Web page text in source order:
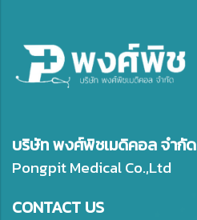
บริษัท พงศ์พิชเมดิคอล จำกัด
Pongpit Medical Co.,Ltd
CONTACT US